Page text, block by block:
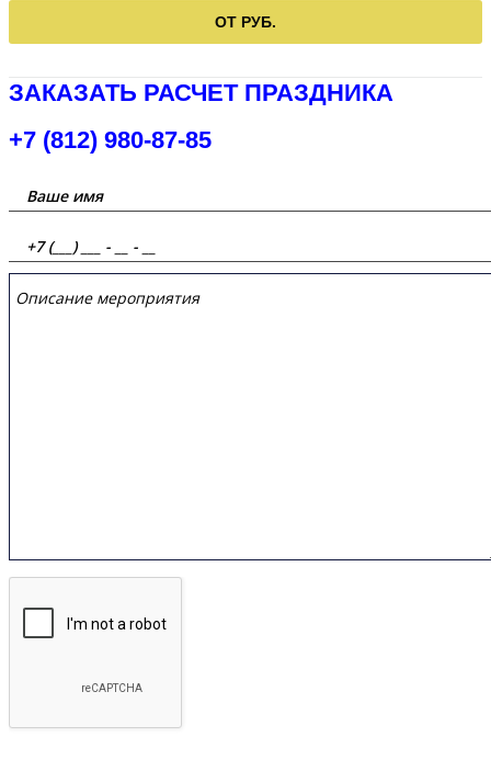
ОТ РУБ.
ЗАКАЗАТЬ РАСЧЕТ ПРАЗДНИКА
+7 (812) 980-87-85